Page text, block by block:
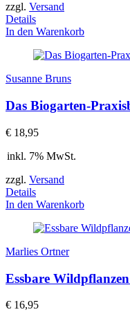
zzgl. Versand
Details
In den Warenkorb
Susanne Bruns
Das Biogarten-
€ 18,95
inkl. 7% MwSt.
zzgl. Versand
Details
In den Warenkorb
Marlies Ortner
Essbare
€ 16,95